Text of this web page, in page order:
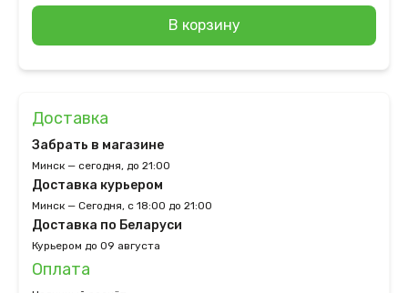
В корзину
Доставка
Забрать в магазине
Минск — сегодня, до 21:00
Доставка курьером
Минск — Сегодня, с 18:00 до 21:00
Доставка по Беларуси
Курьером до 09 августа
Оплата